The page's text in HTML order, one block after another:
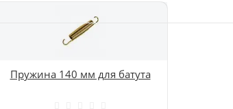
Пружина 140 мм для батута